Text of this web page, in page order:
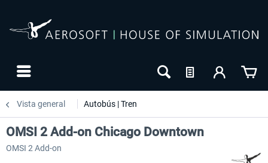
Vista general Autobús | Tren
OMSI 2 Add-on Chicago Downtown
OMSI 2 Add-on